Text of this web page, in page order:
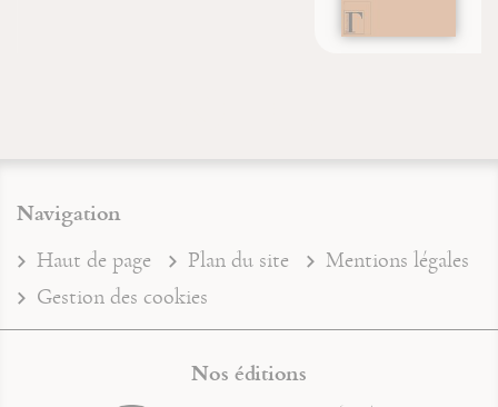
Navigation
Haut de page Plan du site
Mentions légales
Gestion des cookies
Nos éditions